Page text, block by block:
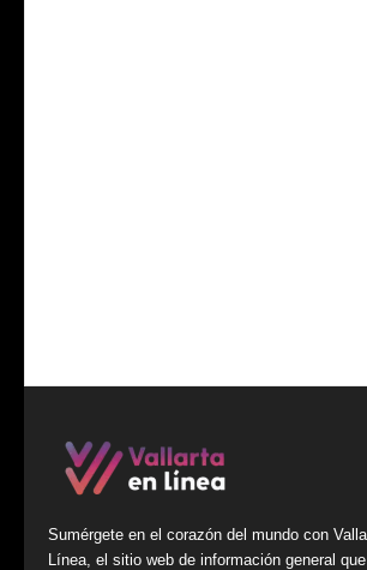
Sumérgete en el corazón del mundo con
Línea, el sitio web de información general